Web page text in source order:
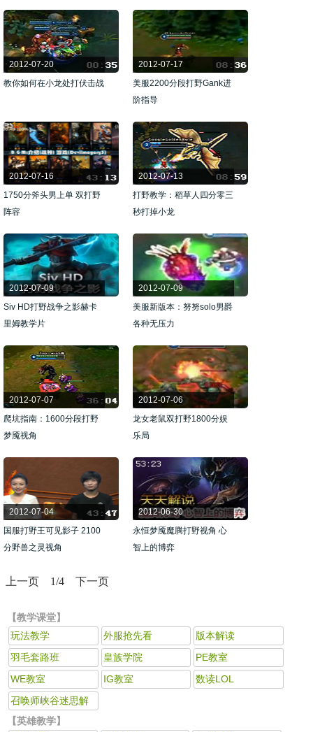
2012-07-20
教你如何在小龙处打伏击战
2012-07-17
美服2200分段打野Gank进
阶指导
2012-07-16
1750分斧头男上单 双打野
阵容
2012-07-13
打野教学：稻草人四分零三
秒打掉小龙
2012-07-09
Siv HD打野战争之影赫卡
里姆教学片
2012-07-09
美服新版本：努努solo男爵
各种无压力
2012-07-07
爬坑指南：1600分段打野
梦魇视角
2012-07-06
龙女老鼠双打野1800分娱
乐局
2012-07-04
国服打野王可见影子 2100
分野兽之灵视角
2012-06-30
永恒梦魇魔腾打野视角 心
智上的博弈
上一页 1/4 下一页
【教学课堂】
玩法教学
外服抢先看
版本解读
羽毛套路班
皇族学院
PE教室
WE教室
IG教室
数读LOL
召唤师峡谷迷思解
答
【英雄教学】